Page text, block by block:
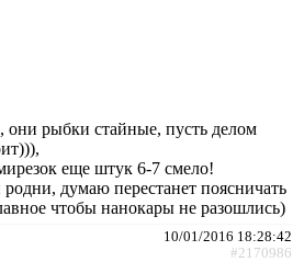
они рыбки стайные, пусть делом
еще штук 6-7 смело!
родни, думаю перестанет поясничать
чтобы нанокары не разошлись)
10/01/2016 18:28:42
#2170986